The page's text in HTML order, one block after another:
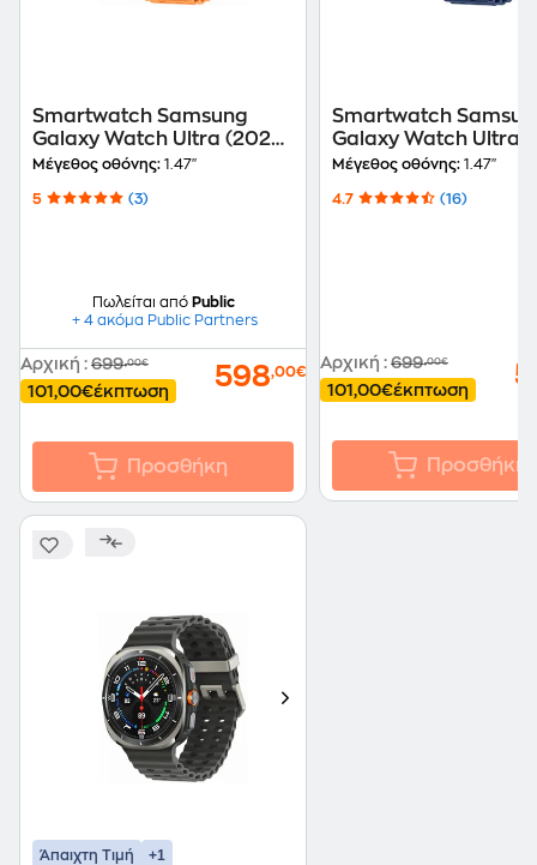
Smartwatch Samsung
Galaxy Watch Ultra (2025)
47mm - Titanium Gray
Μέγεθος οθόνης: 1.47"
5 (3)
Πωλείται από Public
+ 4 ακόμα Public Partners
Αρχική : 699,00€
101,00€έκπτωση 598,00€
Προσθήκη
Smartwatch
Galaxy Watch Ultra
47mm - Titanium
Μέγεθος οθόνης: 1.47"
4.7 (16)
Αρχική : 699,00€
101,00€έκπτωση
Προσθήκη
Άπαιχτη Τιμή +1